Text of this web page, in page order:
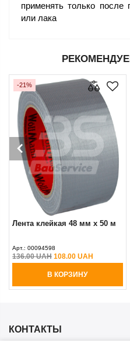
применять только после
или лака
-21%
Лента клейкая 48 мм х 50 м
Арт.: 00094598
136.00 UAH 108.00 UAH
В КОРЗИНУ
КОНТАКТЫ